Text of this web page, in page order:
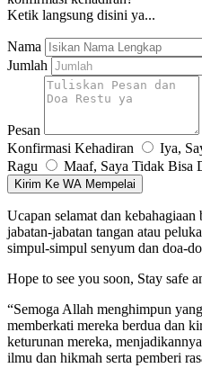
Ketik langsung disini ya...
Nama
Jumlah
Pesan
Konfirmasi Kehadiran
Iya,
Ragu
Maaf, Saya Tidak Bisa
Kirim Ke WA Mempelai
Ucapan selamat dan kebahagiaan
jabatan-jabatan tangan atau
simpul-simpul senyum dan doa-
Hope to see you soon, Stay safe
“Semoga Allah menghimpun
memberkati mereka berdua dan
keturunan mereka,
ilmu dan hikmah serta pemberi